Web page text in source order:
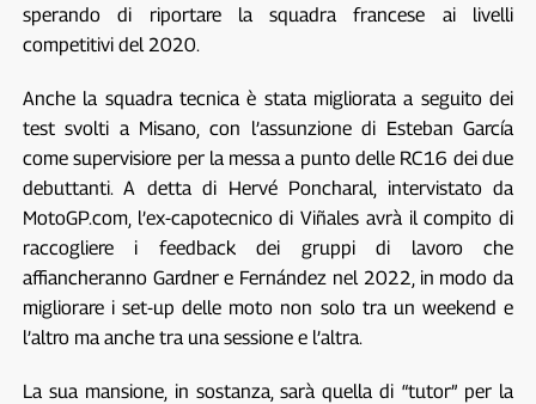
sperando di riportare la squadra francese ai livelli
competitivi del 2020.
Anche la squadra tecnica è stata migliorata a seguito dei
test svolti a Misano, con l’assunzione di Esteban García
come supervisiore per la messa a punto delle RC16 dei due
debuttanti. A detta di Hervé Poncharal, intervistato da
MotoGP.com, l’ex-capotecnico di Viñales avrà il compito di
raccogliere i feedback dei gruppi di lavoro che
affiancheranno Gardner e Fernández nel 2022, in modo da
migliorare i set-up delle moto non solo tra un weekend e
l’altro ma anche tra una sessione e l’altra.
La sua mansione, in sostanza, sarà quella di “tutor” per la